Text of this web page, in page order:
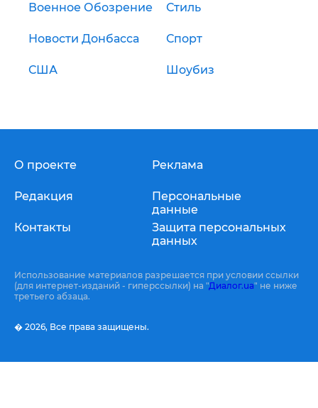
Военное Обозрение Стиль
Новости Донбасса Спорт
США Шоубиз
О проекте
Редакция
Контакты
Реклама
Персональные
данные
Защита персональных
данных
Использование материалов разрешается при условии ссылки
(для интернет-изданий - гиперссылки) на "Диалог.ua" не ниже
третьего абзаца.
� 2026, Все права защищены.